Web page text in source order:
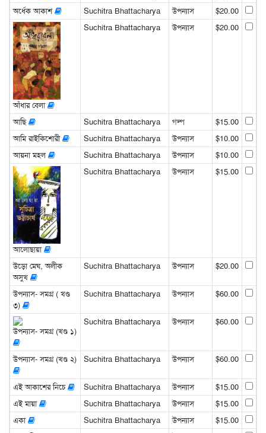
অর্ধেক আকাশ
Suchitra Bhattacharya উপন্যাস $20.00
আঁধার বেলা
Suchitra Bhattacharya উপন্যাস $20.00
আছি Suchitra Bhattacharya গল্প
$15.00
আমি রাইকিশোরী
Suchitra Bhattacharya উপন্যাস
$10.00
আয়না মহল
Suchitra Bhattacharya উপন্যাস $10.00
আলোছায়া
Suchitra Bhattacharya উপন্যাস $15.00
উড়ো মেঘ, অলীক
অসুখ
Suchitra Bhattacharya উপন্যাস $20.00
উপন্যাস- সমগ্র ( খণ্ড
৩)
Suchitra Bhattacharya উপন্যাস $60.00
উপন্যাস- সমগ্র (খণ্ড ১)
Suchitra Bhattacharya উপন্যাস $60.00
উপন্যাস- সমগ্র (খণ্ড ২) Suchitra Bhattacharya উপন্যাস $60.00
এই আকাশের নিচে Suchitra Bhattacharya উপন্যাস
$15.00
এই মায়া
Suchitra Bhattacharya উপন্যাস
$15.00
একা
Suchitra Bhattacharya উপন্যাস
$15.00